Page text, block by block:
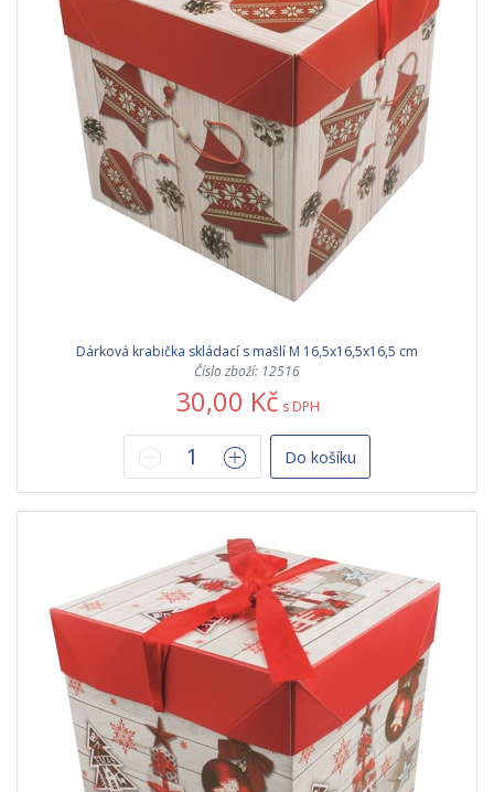
Dárková krabička skládací s mašlí M 16,5x16,5x16,5 cm
Číslo zboží: 12516
30,00 Kč s DPH
Do košíku